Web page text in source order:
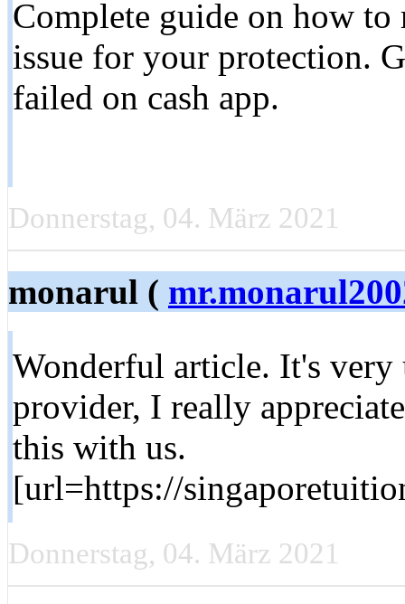
Complete guide on how
issue for your protection.
failed on cash app.
Donnerstag, 04. März 2021
monarul (
Wonderful article. It's very
provider, I really
this with us.
[url=https://
Donnerstag, 04. März 2021